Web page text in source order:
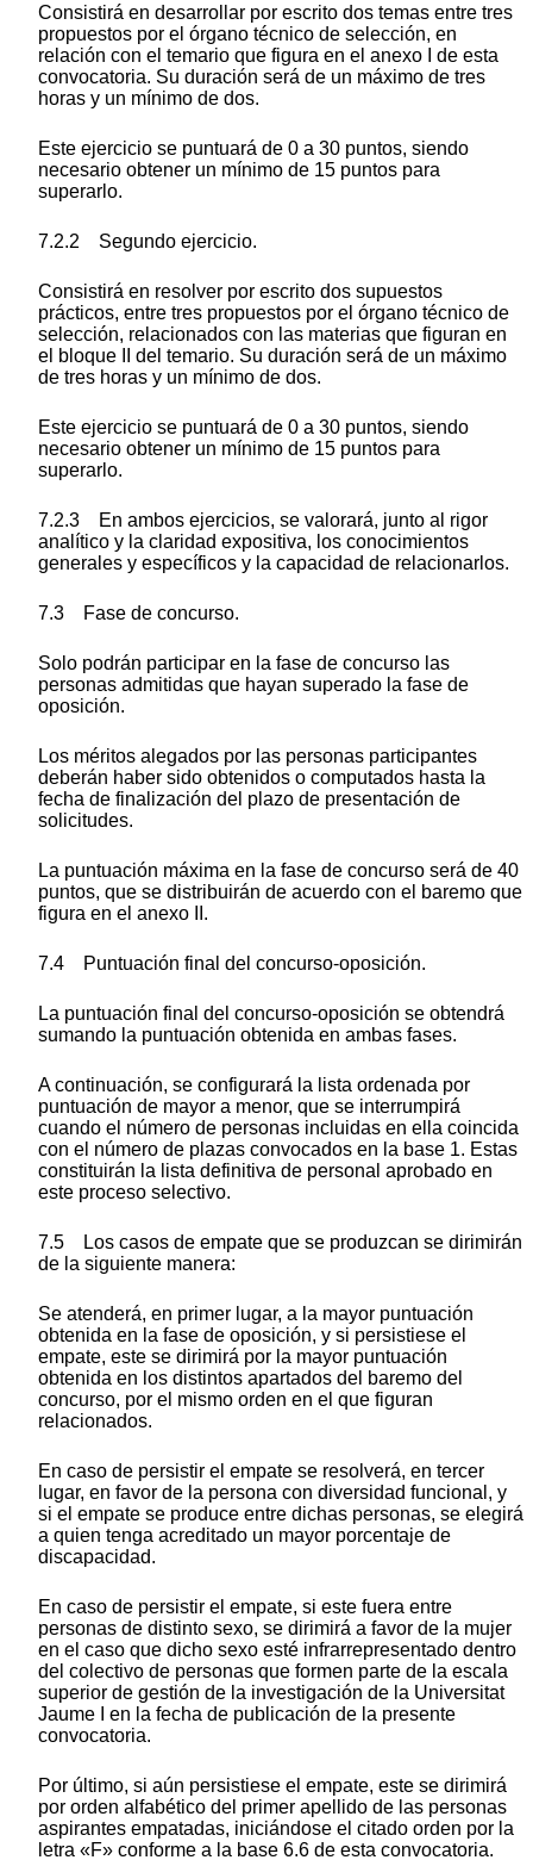
Consistirá en desarrollar por escrito dos temas entre tres
propuestos por el órgano técnico de selección, en
relación con el temario que figura en el anexo I de esta
convocatoria. Su duración será de un máximo de tres
horas y un mínimo de dos.
Este ejercicio se puntuará de 0 a 30 puntos, siendo
necesario obtener un mínimo de 15 puntos para
superarlo.
7.2.2 Segundo ejercicio.
Consistirá en resolver por escrito dos supuestos
prácticos, entre tres propuestos por el órgano técnico de
selección, relacionados con las materias que figuran en
el bloque II del temario. Su duración será de un máximo
de tres horas y un mínimo de dos.
Este ejercicio se puntuará de 0 a 30 puntos, siendo
necesario obtener un mínimo de 15 puntos para
superarlo.
7.2.3 En ambos ejercicios, se valorará, junto al rigor
analítico y la claridad expositiva, los conocimientos
generales y específicos y la capacidad de relacionarlos.
7.3 Fase de concurso.
Solo podrán participar en la fase de concurso las
personas admitidas que hayan superado la fase de
oposición.
Los méritos alegados por las personas participantes
deberán haber sido obtenidos o computados hasta la
fecha de finalización del plazo de presentación de
solicitudes.
La puntuación máxima en la fase de concurso será de 40
puntos, que se distribuirán de acuerdo con el baremo que
figura en el anexo II.
7.4 Puntuación final del concurso-oposición.
La puntuación final del concurso-oposición se obtendrá
sumando la puntuación obtenida en ambas fases.
A continuación, se configurará la lista ordenada por
puntuación de mayor a menor, que se interrumpirá
cuando el número de personas incluidas en ella coincida
con el número de plazas convocados en la base 1. Estas
constituirán la lista definitiva de personal aprobado en
este proceso selectivo.
7.5 Los casos de empate que se produzcan se dirimirán
de la siguiente manera:
Se atenderá, en primer lugar, a la mayor puntuación
obtenida en la fase de oposición, y si persistiese el
empate, este se dirimirá por la mayor puntuación
obtenida en los distintos apartados del baremo del
concurso, por el mismo orden en el que figuran
relacionados.
En caso de persistir el empate se resolverá, en tercer
lugar, en favor de la persona con diversidad funcional, y
si el empate se produce entre dichas personas, se elegirá
a quien tenga acreditado un mayor porcentaje de
discapacidad.
En caso de persistir el empate, si este fuera entre
personas de distinto sexo, se dirimirá a favor de la mujer
en el caso que dicho sexo esté infrarrepresentado dentro
del colectivo de personas que formen parte de la escala
superior de gestión de la investigación de la Universitat
Jaume I en la fecha de publicación de la presente
convocatoria.
Por último, si aún persistiese el empate, este se dirimirá
por orden alfabético del primer apellido de las personas
aspirantes empatadas, iniciándose el citado orden por la
letra «F» conforme a la base 6.6 de esta convocatoria.